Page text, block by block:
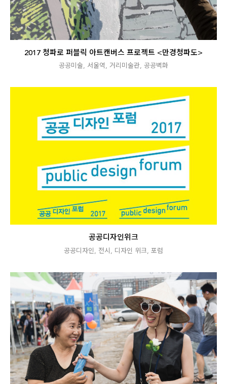
2017 청파로 퍼블릭 아트캔버스 프로젝트 <만경청파도>
공공미술, 서울역 , 거리미술관, 공공벽화
공공디자인위크
공공디자인 , 전시 , 디자인 위크, 포럼